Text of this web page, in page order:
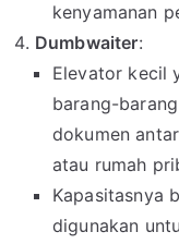
kenyamanan
Dumbwaiter:
Elevator kecil
barang-
dokumen
atau rumah
Kapasitasnya
digunakan